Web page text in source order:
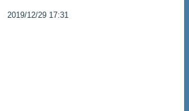
2019/12/29 17:31